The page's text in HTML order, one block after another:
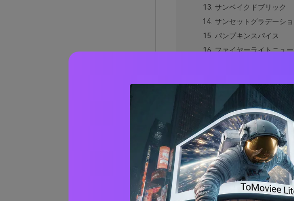
サンベイクドブリック
サンセットグラデーシ
パンプキンスパイス
ファイヤーライトニュ
アンバーハーベスト
ソーラーラブノート
イエロー・オレンジ・
実際のデザインでイエ
AIでイエロー・オレン